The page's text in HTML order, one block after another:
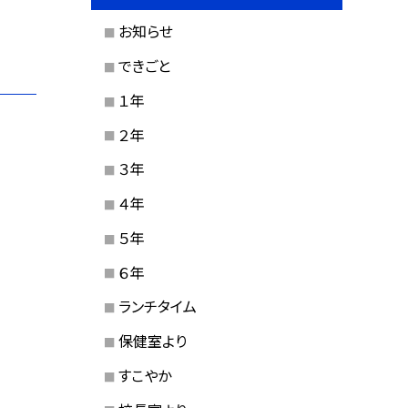
お知らせ
できごと
１年
２年
３年
４年
５年
６年
ランチタイム
保健室より
すこやか